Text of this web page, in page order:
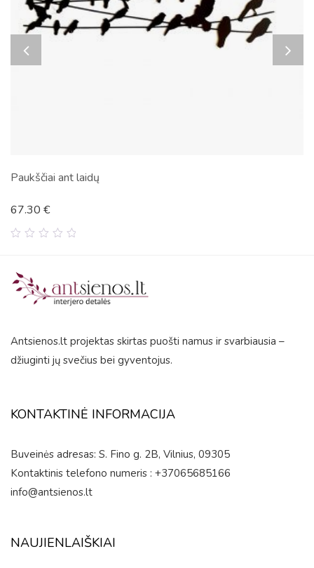
Paukščiai ant laidų
5
67.30 €
Antsienos.lt projektas skirtas puošti namus ir svarbiausia –
džiuginti jų svečius bei gyventojus.
KONTAKTINĖ INFORMACIJA
Buveinės adresas: S. Fino g. 2B, Vilnius, 09305
Kontaktinis telefono numeris : +37065685166
info@antsienos.lt
NAUJIENLAIŠKIAI